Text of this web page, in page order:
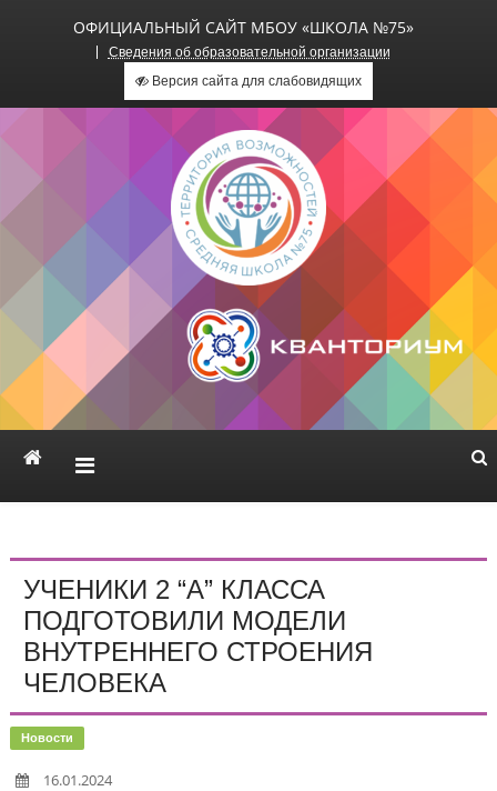
ОФИЦИАЛЬНЫЙ САЙТ МБОУ «ШКОЛА №75»
Сведения об образовательной организации
Версия сайта для слабовидящих
Официальный сайт МБОУ
«Школа №75»
УЧЕНИКИ 2 “А” КЛАССА
ПОДГОТОВИЛИ МОДЕЛИ
ВНУТРЕННЕГО СТРОЕНИЯ
ЧЕЛОВЕКА
Новости
16.01.2024